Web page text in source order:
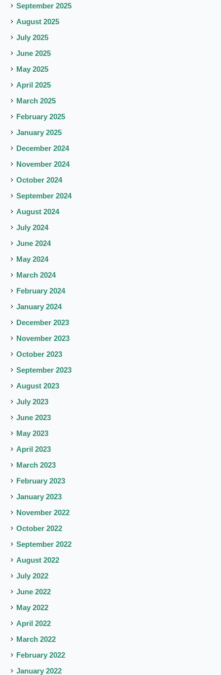
September 2025
August 2025
July 2025
June 2025
May 2025
April 2025
March 2025
February 2025
January 2025
December 2024
November 2024
October 2024
September 2024
August 2024
July 2024
June 2024
May 2024
March 2024
February 2024
January 2024
December 2023
November 2023
October 2023
September 2023
August 2023
July 2023
June 2023
May 2023
April 2023
March 2023
February 2023
January 2023
November 2022
October 2022
September 2022
August 2022
July 2022
June 2022
May 2022
April 2022
March 2022
February 2022
January 2022